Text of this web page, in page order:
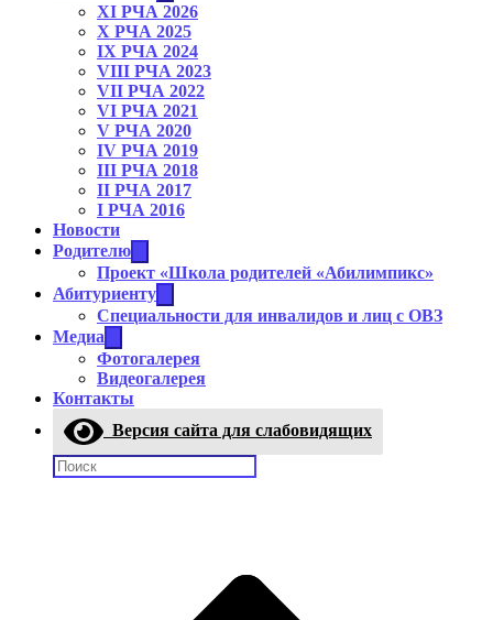
XI РЧА 2026
X РЧА 2025
IX РЧА 2024
VIII РЧА 2023
VII РЧА 2022
VI РЧА 2021
V РЧА 2020
IV РЧА 2019
III РЧА 2018
II РЧА 2017
I РЧА 2016
Новости
Родителю
Проект «Школа родителей «Абилимпикс»
Абитуриенту
Cпециальности для инвалидов и лиц с ОВЗ
Медиа
Фотогалерея
Видеогалерея
Контакты
Версия сайта для слабовидящих
Поиск: